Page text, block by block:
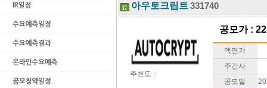
아우토크립트 331740
추천도 :
공모가 :
액면가
주간사
공모일